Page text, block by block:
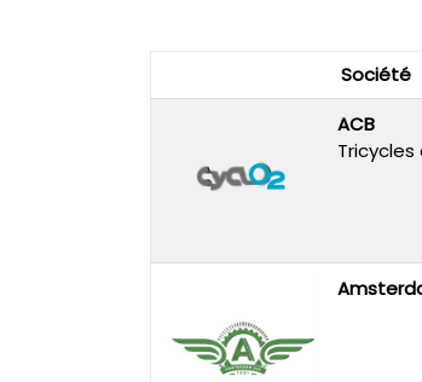
Société
ACB